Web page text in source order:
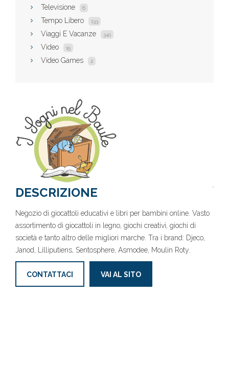
Televisione 6
Tempo Libero 133
Viaggi E Vacanze 341
Video 15
Video Games 2
DESCRIZIONE
Negozio di giocattoli educativi e libri per bambini online. Vasto
assortimento di giocattoli in legno, giochi creativi, giochi di
società e tanto altro delle migliori marche. Tra i brand: Djeco,
Janod, Lilliputiens, Sentosphere, Asmodee, Moulin Roty.
CONTATTACI VAI AL SITO